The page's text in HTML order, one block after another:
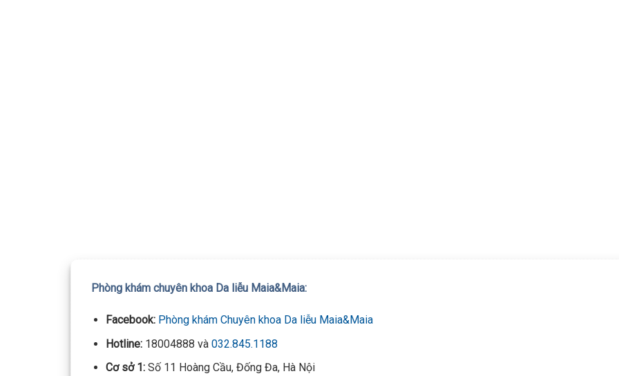
Phòng khám chuyên khoa Da liễu Maia&Maia:
Facebook: Phòng khám Chuyên khoa Da liễu Maia&Maia
Hotline:18004888 và 032.845.1188
Cơ sở 1: Số 11 Hoàng Cầu, Đống Đa, Hà Nội